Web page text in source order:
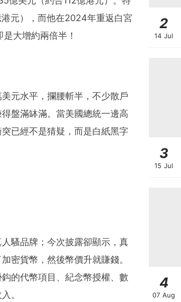
元），而他在2024年重返白宮
大增約兩倍半！
元水平，攔腰斬半，不少散戶
盤滿缽滿。當美國總統一邊高
已經不是猜疑，而是白紙黑字
騷品牌；今次披露卻顯示，真
密貨幣，然後幣價升就賺錢。
的代幣項目、紀念幣授權、數
。
2
14 Jul
3
15 Jul
4
07 Aug